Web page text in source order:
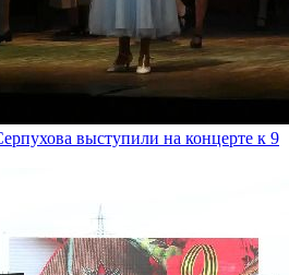
выступили на концерте к 9